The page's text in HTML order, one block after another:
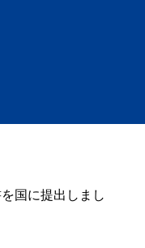
国に提出しまし